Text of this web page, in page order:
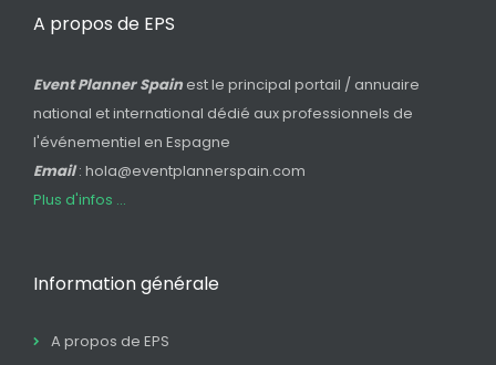
A propos de EPS
Event Planner Spain est le principal portail / annuaire
national et international dédié aux professionnels de
l'événementiel en Espagne
Email: hola@eventplannerspain.com
Plus d'infos ...
Information générale
A propos de EPS